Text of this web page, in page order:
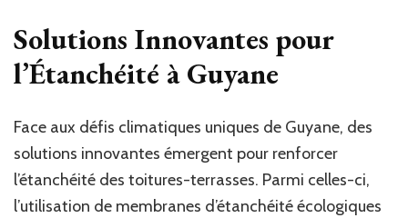
Solutions Innovantes pour
l’Étanchéité à Guyane
Face aux défis climatiques uniques de Guyane, des
solutions innovantes émergent pour renforcer
l’étanchéité des toitures-terrasses. Parmi celles-ci,
l’utilisation de membranes d’étanchéité écologiques